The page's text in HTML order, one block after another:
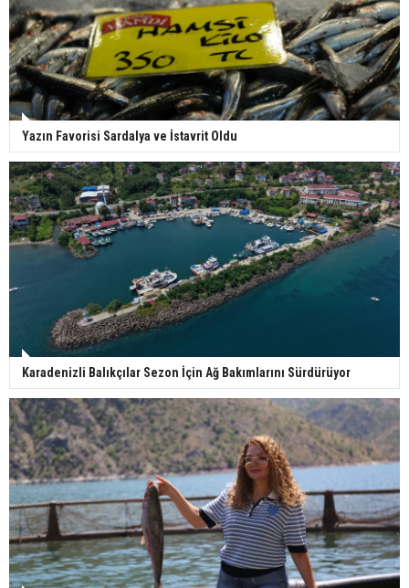
Yazın Favorisi Sardalya ve İstavrit Oldu
Karadenizli Balıkçılar Sezon İçin Ağ Bakımlarını Sürdürüyor